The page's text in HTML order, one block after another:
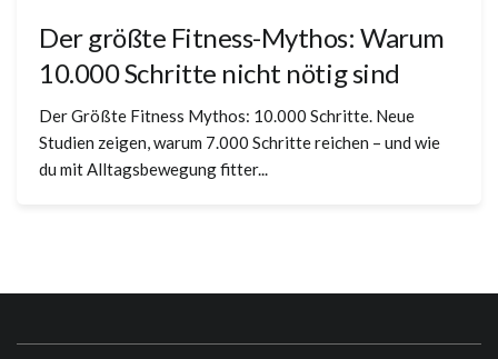
Der größte Fitness-Mythos: Warum
10.000 Schritte nicht nötig sind
Der Größte Fitness Mythos: 10.000 Schritte. Neue
Studien zeigen, warum 7.000 Schritte reichen – und wie
du mit Alltagsbewegung fitter...